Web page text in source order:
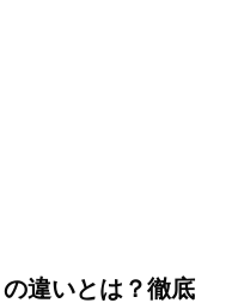
の違いとは？徹底